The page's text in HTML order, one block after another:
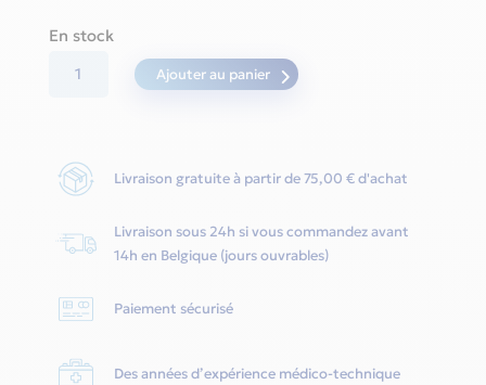
En stock
quantité
Cushion
Philips-
Ajouter au panier
Livraison gratuite à partir de 75,00 € d'achat
Livraison sous 24h si vous commandez avant
14h en Belgique (jours ouvrables)
Paiement sécurisé
Des années d’expérience médico-technique